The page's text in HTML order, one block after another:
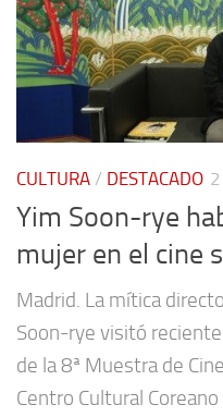
CULTURA / DESTACADO
Yim Soon-rye
mujer en el cine
Madrid. La mítica
Soon-rye visitó
de la 8ª Muestra de
Centro Cultural